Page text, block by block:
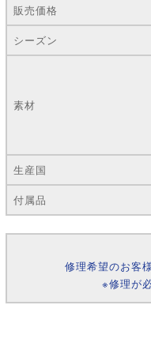
販売価格
シーズン
素材
生産国
付属品
修理希望のお客
※修理が